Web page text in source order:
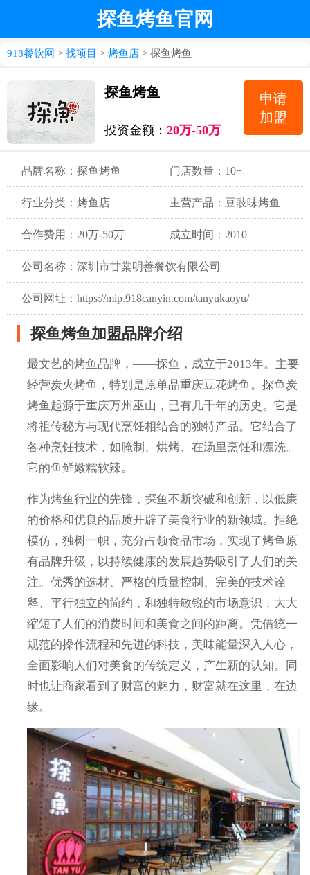
探鱼烤鱼官网
918餐饮网 > 找项目 > 烤鱼店 > 探鱼烤鱼
探鱼烤鱼
投资金额：20万-50万
申请
加盟
品牌名称：探鱼烤鱼 门店数量：10+
行业分类：烤鱼店 主营产品：豆豉味烤鱼
酸菜味烤鱼 孜然味烤鱼
麻辣味烤鱼
合作费用：20万-50万 成立时间：2010
公司名称：深圳市甘棠明善餐饮有限公司
公司网址：https://mip.918canyin.com/tanyukaoyu/
探鱼烤鱼加盟品牌介绍
最文艺的烤鱼品牌，——探鱼，成立于2013年。主要
经营炭火烤鱼，特别是原单品重庆豆花烤鱼。探鱼炭
烤鱼起源于重庆万州巫山，已有几千年的历史。它是
将祖传秘方与现代烹饪相结合的独特产品。它结合了
各种烹饪技术，如腌制、烘烤、在汤里烹饪和漂洗。
它的鱼鲜嫩糯软辣。
作为烤鱼行业的先锋，探鱼不断突破和创新，以低廉
的价格和优良的品质开辟了美食行业的新领域。拒绝
模仿，独树一帜，充分占领食品市场，实现了烤鱼原
有品牌升级，以持续健康的发展趋势吸引了人们的关
注。优秀的选材、严格的质量控制、完美的技术诠
释、平行独立的简约，和独特敏锐的市场意识，大大
缩短了人们的消费时间和美食之间的距离。凭借统一
规范的操作流程和先进的科技，美味能量深入人心，
全面影响人们对美食的传统定义，产生新的认知。同
时也让商家看到了财富的魅力，财富就在这里，在边
缘。